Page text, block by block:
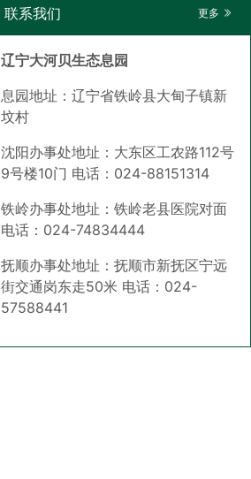
联系我们 更多
辽宁大河贝生态息园
息园地址：辽宁省铁岭县大甸子镇新
坟村
沈阳办事处地址：大东区工农路112号
9号楼10门 电话：024-88151314
铁岭办事处地址：铁岭老县医院对面
电话：024-74834444
抚顺办事处地址：抚顺市新抚区宁远
街交通岗东走50米 电话：024-
57588441